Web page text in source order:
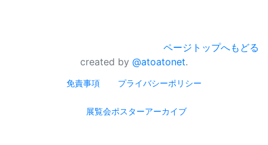
ページトップへもどる
created by @atoatonet.
免責事項 プライバシーポリシー
展覧会ポスターアーカイブ